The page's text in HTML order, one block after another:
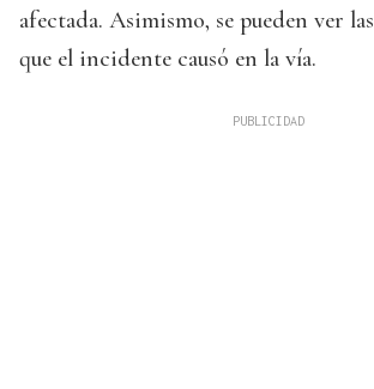
afectada. Asimismo, se pueden ver las
que el incidente causó en la vía.